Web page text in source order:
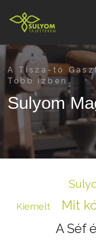
A Tisza-tó
Több ízben…
Sulyom
Kiemelt
Mit
A Séf